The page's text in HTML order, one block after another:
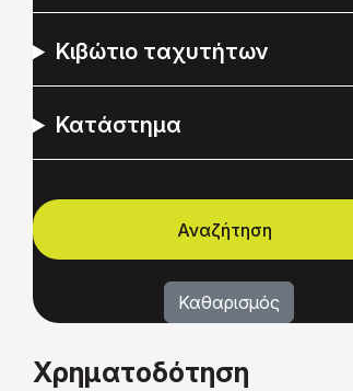
Κιβώτιο ταχυτήτων
Κατάστημα
Χρηματοδότηση